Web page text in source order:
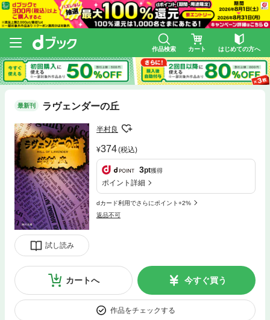
作品検索 カート はじめての方へ
最新刊 ラヴェンダーの丘
試し読み
半村良
374(税込)
3pt獲得
ポイント詳細
dカード利用でさらにポイント+2%
返品不可
カートへ 今すぐ買う
作品をチェックする